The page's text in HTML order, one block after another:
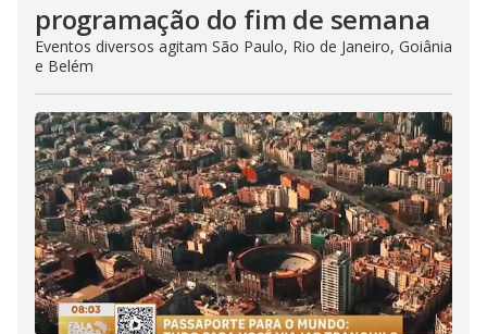
programação do fim de semana
Eventos diversos agitam São Paulo, Rio de Janeiro, Goiânia
e Belém